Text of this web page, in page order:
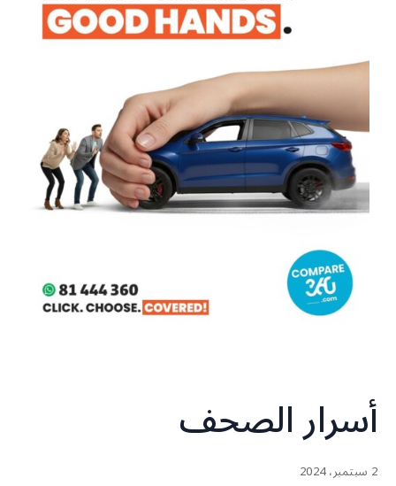
أسرار الصحف
2 سبتمبر، 2024